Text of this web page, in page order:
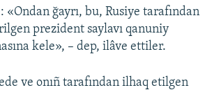
ğayrı, bu, Rusiye tarafından
prezident saylavı qanuniy
kele», – dep, ilâve ettiler.
ve onıñ tarafından ilhaq etilgen